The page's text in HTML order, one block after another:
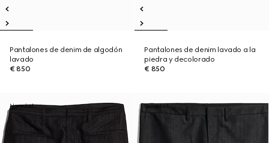
Pantalones de denim de algodón
lavado
€ 850
Pantalones de denim lavado a la
piedra y decolorado
€ 850
Novedad Novedad